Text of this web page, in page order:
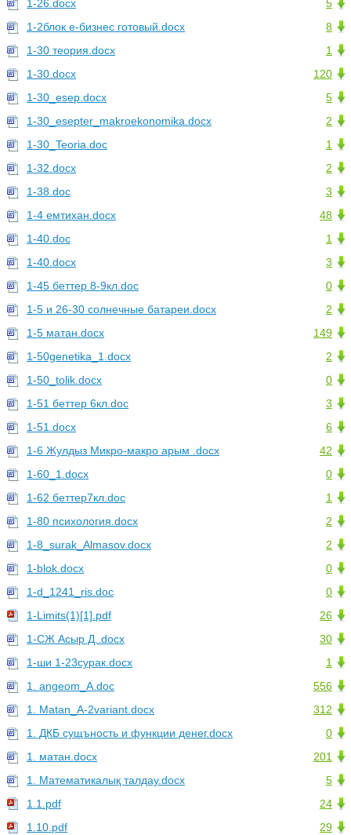
5
1-26.docx
8
1-2блок е-бизнес готовый.docx
1
1-30 теория.docx
120
1-30.docx
5
1-30_esep.docx
2
1-30_esepter_makroekonomika.docx
1
1-30_Teoria.doc
2
1-32.docx
3
1-38.doc
48
1-4 емтихан.docx
1
1-40.doc
3
1-40.docx
0
1-45 беттер 8-9кл.doc
2
1-5 и 26-30 солнечные батареи.docx
149
1-5 матан.docx
2
1-50genetika_1.docx
0
1-50_tolik.docx
3
1-51 беттер 6кл.doc
6
1-51.docx
42
1-6 Жулдыз Микро-макро арым .docx
0
1-60_1.docx
1
1-62 беттер7кл.doc
2
1-80 психология.docx
2
1-8_surak_Almasov.docx
0
1-blok.docx
0
1-d_1241_ris.doc
26
1-Limits(1)[1].pdf
30
1-СЖ Асыр Д..docx
1
1-ши 1-23сурак.docx
556
1. angeom_A.doc
312
1. Matan_A-2variant.docx
0
1. ДКБ сущъность и функции денег.docx
201
1. матан.docx
5
1. Математикалық талдау.docx
24
1.1.pdf
29
1.10.pdf